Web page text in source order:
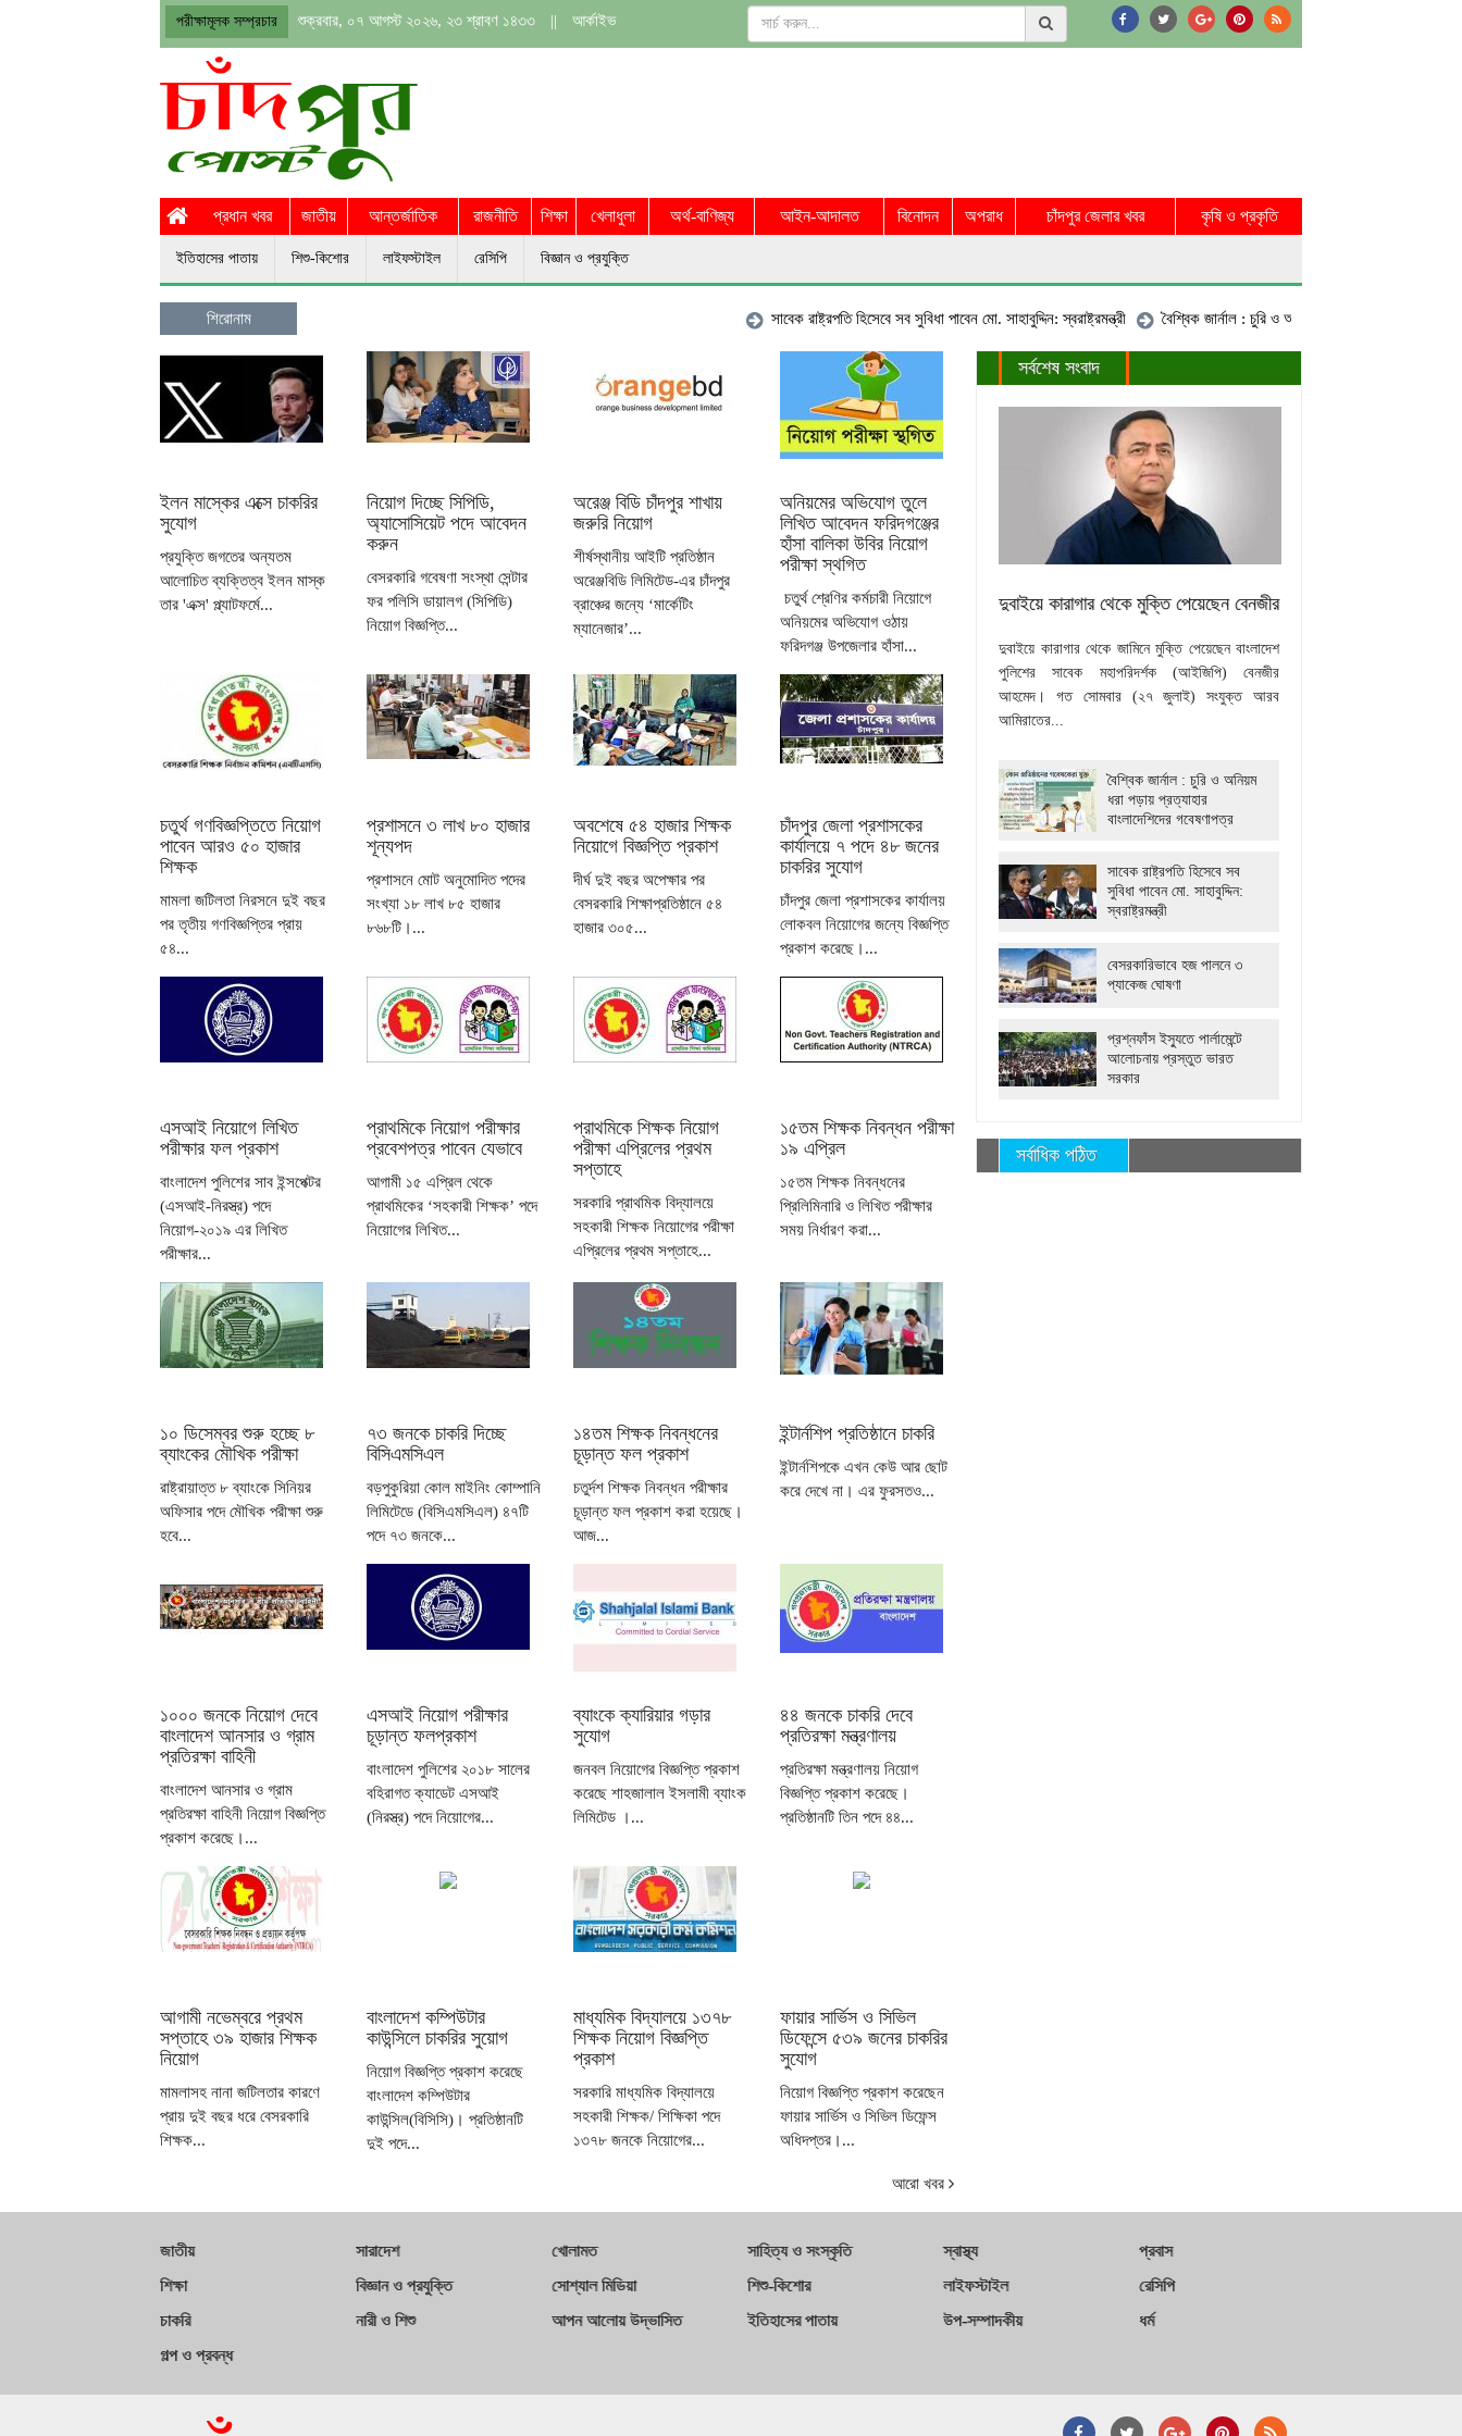
পরীক্ষামূলক সম্প্রচার শুক্রবার, ০৭ আগস্ট ২০২৬, ২৩ শ্রাবণ ১৪৩৩ || আর্কাইভ
প্রধান খবর জাতীয় আন্তর্জাতিক রাজনীতি শিক্ষা খেলাধুলা অর্থ-বাণিজ্য আইন-আদালত বিনোদন অপরাধ চাঁদপুর জেলার খবর কৃষি ও প্রকৃতি
ইতিহাসের পাতায় শিশু-কিশোর লাইফস্টাইল রেসিপি বিজ্ঞান ও প্রযুক্তি
শিরোনাম সাবেক রাষ্ট্রপতি হিসেবে সব সুবিধা পাবেন মো. সাহাবুদ্দিন: স্বরাষ্ট্রমন্ত্রী বৈশ্বিক জার্নাল : চুরি ও অনিয়ম ধরা পড়ায় প্রত্যাহার
ইলন মাস্কের এক্সে চাকরির
সুযোগ
প্রযুক্তি জগতের অন্যতম
আলোচিত ব্যক্তিত্ব ইলন মাস্ক
তার 'এক্স' প্ল্যাটফর্মে...
নিয়োগ দিচ্ছে সিপিডি,
অ্যাসোসিয়েট পদে আবেদন
করুন
বেসরকারি গবেষণা সংস্থা সেন্টার
ফর পলিসি ডায়ালগ (সিপিডি)
নিয়োগ বিজ্ঞপ্তি...
অরেঞ্জ বিডি চাঁদপুর শাখায়
জরুরি নিয়োগ
শীর্ষস্থানীয় আইটি প্রতিষ্ঠান
অরেঞ্জবিডি লিমিটেড-এর চাঁদপুর
ব্রাঞ্চের জন্যে ‘মার্কেটিং
ম্যানেজার’...
অনিয়মের অভিযোগ তুলে
লিখিত আবেদন ফরিদগঞ্জের
হাঁসা বালিকা উবির নিয়োগ
পরীক্ষা স্থগিত
চতুর্থ শ্রেণির কর্মচারী নিয়োগে
অনিয়মের অভিযোগ ওঠায়
ফরিদগঞ্জ উপজেলার হাঁসা...
চতুর্থ গণবিজ্ঞপ্তিতে নিয়োগ
পাবেন আরও ৫০ হাজার
শিক্ষক
মামলা জটিলতা নিরসনে দুই বছর
পর তৃতীয় গণবিজ্ঞপ্তির প্রায়
৫৪...
প্রশাসনে ৩ লাখ ৮০ হাজার
শূন্যপদ
প্রশাসনে মোট অনুমোদিত পদের
সংখ্যা ১৮ লাখ ৮৫ হাজার
৮৬৮টি।...
অবশেষে ৫৪ হাজার শিক্ষক
নিয়োগে বিজ্ঞপ্তি প্রকাশ
দীর্ঘ দুই বছর অপেক্ষার পর
বেসরকারি শিক্ষাপ্রতিষ্ঠানে ৫৪
হাজার ৩০৫...
চাঁদপুর জেলা প্রশাসকের
কার্যালয়ে ৭ পদে ৪৮ জনের
চাকরির সুযোগ
চাঁদপুর জেলা প্রশাসকের কার্যালয়
লোকবল নিয়োগের জন্যে বিজ্ঞপ্তি
প্রকাশ করেছে।...
এসআই নিয়োগে লিখিত
পরীক্ষার ফল প্রকাশ
বাংলাদেশ পুলিশের সাব ইন্সপেক্টর
(এসআই-নিরস্ত্র) পদে
নিয়োগ-২০১৯ এর লিখিত
পরীক্ষার...
প্রাথমিকে নিয়োগ পরীক্ষার
প্রবেশপত্র পাবেন যেভাবে
আগামী ১৫ এপ্রিল থেকে
প্রাথমিকের ‘সহকারী শিক্ষক’ পদে
নিয়োগের লিখিত...
প্রাথমিকে শিক্ষক নিয়োগ
পরীক্ষা এপ্রিলের প্রথম
সপ্তাহে
সরকারি প্রাথমিক বিদ্যালয়ে
সহকারী শিক্ষক নিয়োগের পরীক্ষা
এপ্রিলের প্রথম সপ্তাহে...
১৫তম শিক্ষক নিবন্ধন পরীক্ষা
১৯ এপ্রিল
১৫তম শিক্ষক নিবন্ধনের
প্রিলিমিনারি ও লিখিত পরীক্ষার
সময় নির্ধারণ করা...
১০ ডিসেম্বর শুরু হচ্ছে ৮
ব্যাংকের মৌখিক পরীক্ষা
রাষ্ট্রায়াত্ত ৮ ব্যাংকে সিনিয়র
অফিসার পদে মৌখিক পরীক্ষা শুরু
হবে...
৭৩ জনকে চাকরি দিচ্ছে
বিসিএমসিএল
বড়পুকুরিয়া কোল মাইনিং কোম্পানি
লিমিটেডে (বিসিএমসিএল) ৪৭টি
পদে ৭৩ জনকে...
১৪তম শিক্ষক নিবন্ধনের
চূড়ান্ত ফল প্রকাশ
চতুর্দশ শিক্ষক নিবন্ধন পরীক্ষার
চূড়ান্ত ফল প্রকাশ করা হয়েছে।
আজ...
ইন্টার্নশিপ প্রতিষ্ঠানে চাকরি
ইন্টার্নশিপকে এখন কেউ আর ছোট
করে দেখে না। এর ফুরসতও...
১০০০ জনকে নিয়োগ দেবে
বাংলাদেশ আনসার ও গ্রাম
প্রতিরক্ষা বাহিনী
বাংলাদেশ আনসার ও গ্রাম
প্রতিরক্ষা বাহিনী নিয়োগ বিজ্ঞপ্তি
প্রকাশ করেছে।...
এসআই নিয়োগ পরীক্ষার
চূড়ান্ত ফলপ্রকাশ
বাংলাদেশ পুলিশের ২০১৮ সালের
বহিরাগত ক্যাডেট এসআই
(নিরস্ত্র) পদে নিয়োগের...
ব্যাংকে ক্যারিয়ার গড়ার
সুযোগ
জনবল নিয়োগের বিজ্ঞপ্তি প্রকাশ
করেছে শাহজালাল ইসলামী ব্যাংক
লিমিটেড ।...
৪৪ জনকে চাকরি দেবে
প্রতিরক্ষা মন্ত্রণালয়
প্রতিরক্ষা মন্ত্রণালয় নিয়োগ
বিজ্ঞপ্তি প্রকাশ করেছে।
প্রতিষ্ঠানটি তিন পদে ৪৪...
আগামী নভেম্বরে প্রথম
সপ্তাহে ৩৯ হাজার শিক্ষক
নিয়োগ
মামলাসহ নানা জটিলতার কারণে
প্রায় দুই বছর ধরে বেসরকারি
শিক্ষক...
বাংলাদেশ কম্পিউটার
কাউন্সিলে চাকরির সুয়োগ
নিয়োগ বিজ্ঞপ্তি প্রকাশ করেছে
বাংলাদেশ কম্পিউটার
কাউন্সিল(বিসিসি)। প্রতিষ্ঠানটি
দুই পদে...
মাধ্যমিক বিদ্যালয়ে ১৩৭৮
শিক্ষক নিয়োগ বিজ্ঞপ্তি
প্রকাশ
সরকারি মাধ্যমিক বিদ্যালয়ে
সহকারী শিক্ষক/ শিক্ষিকা পদে
১৩৭৮ জনকে নিয়োগের...
ফায়ার সার্ভিস ও সিভিল
ডিফেন্সে ৫৩৯ জনের চাকরির
সুযোগ
নিয়োগ বিজ্ঞপ্তি প্রকাশ করেছেন
ফায়ার সার্ভিস ও সিভিল ডিফেন্স
অধিদপ্তর।...
আরো খবর
সর্বশেষ সংবাদ
দুবাইয়ে কারাগার থেকে মুক্তি পেয়েছেন বেনজীর
দুবাইয়ে কারাগার থেকে জামিনে মুক্তি পেয়েছেন বাংলাদেশ
পুলিশের সাবেক মহাপরিদর্শক (আইজিপি) বেনজীর
আহমেদ। গত সোমবার (২৭ জুলাই) সংযুক্ত আরব
আমিরাতের...
বৈশ্বিক জার্নাল : চুরি ও অনিয়ম
ধরা পড়ায় প্রত্যাহার
বাংলাদেশিদের গবেষণাপত্র
সাবেক রাষ্ট্রপতি হিসেবে সব
সুবিধা পাবেন মো. সাহাবুদ্দিন:
স্বরাষ্ট্রমন্ত্রী
বেসরকারিভাবে হজ পালনে ৩
প্যাকেজ ঘোষণা
প্রশ্নফাঁস ইস্যুতে পার্লামেন্টে
আলোচনায় প্রস্তুত ভারত
সরকার
সর্বাধিক পঠিত
জাতীয় সারাদেশ খোলামত সাহিত্য ও সংস্কৃতি স্বাস্থ্য
প্রবাস
শিক্ষা
বিজ্ঞান ও প্রযুক্তি সোশ্যাল মিডিয়া শিশু-কিশোর লাইফস্টাইল
রেসিপি
চাকরি
নারী ও শিশু আপন আলোয় উদ্ভাসিত ইতিহাসের পাতায় উপ-সম্পাদকীয়
ধর্ম
গল্প ও প্রবন্ধ